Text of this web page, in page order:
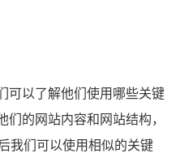
可以了解他们使用哪些关键
的网站内容和网站结构，
我们可以使用相似的关键